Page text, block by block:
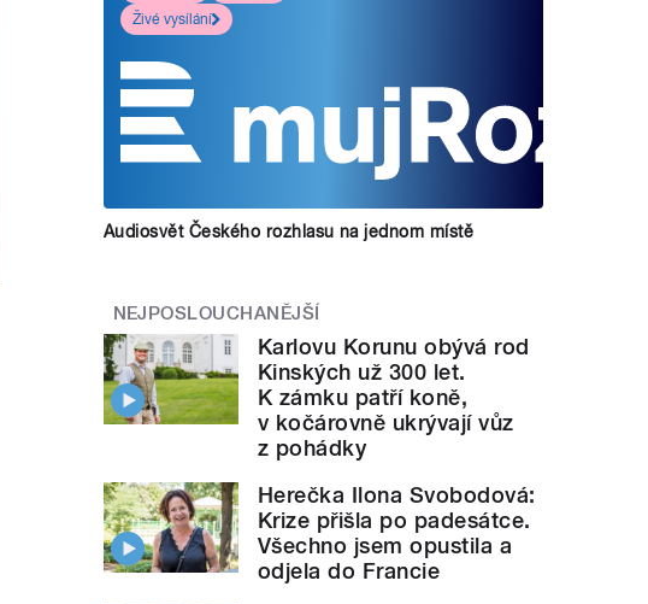
Živé vysílání
Audiosvět Českého rozhlasu na jednom místě
NEJPOSLOUCHANĚJŠÍ
Karlovu Korunu obývá rod
Kinských už 300 let.
K zámku patří koně,
v kočárovně ukrývají vůz
z pohádky
Herečka Ilona Svobodová:
Krize přišla po padesátce.
Všechno jsem opustila a
odjela do Francie